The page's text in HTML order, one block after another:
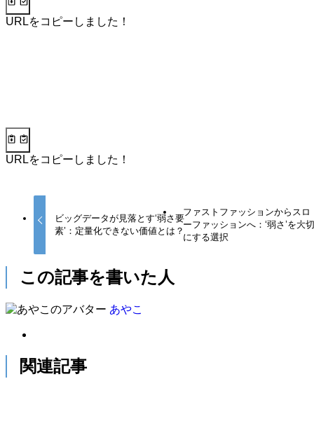
URLをコピーしました！
URLをコピーしました！
ビッグデータが見落とす‘弱さ要
素’：定量化できない価値とは？
ファストファッションからスロ
ーファッションへ：‘弱さ’を大
にする選択
この記事を書いた人
あやこ
関連記事